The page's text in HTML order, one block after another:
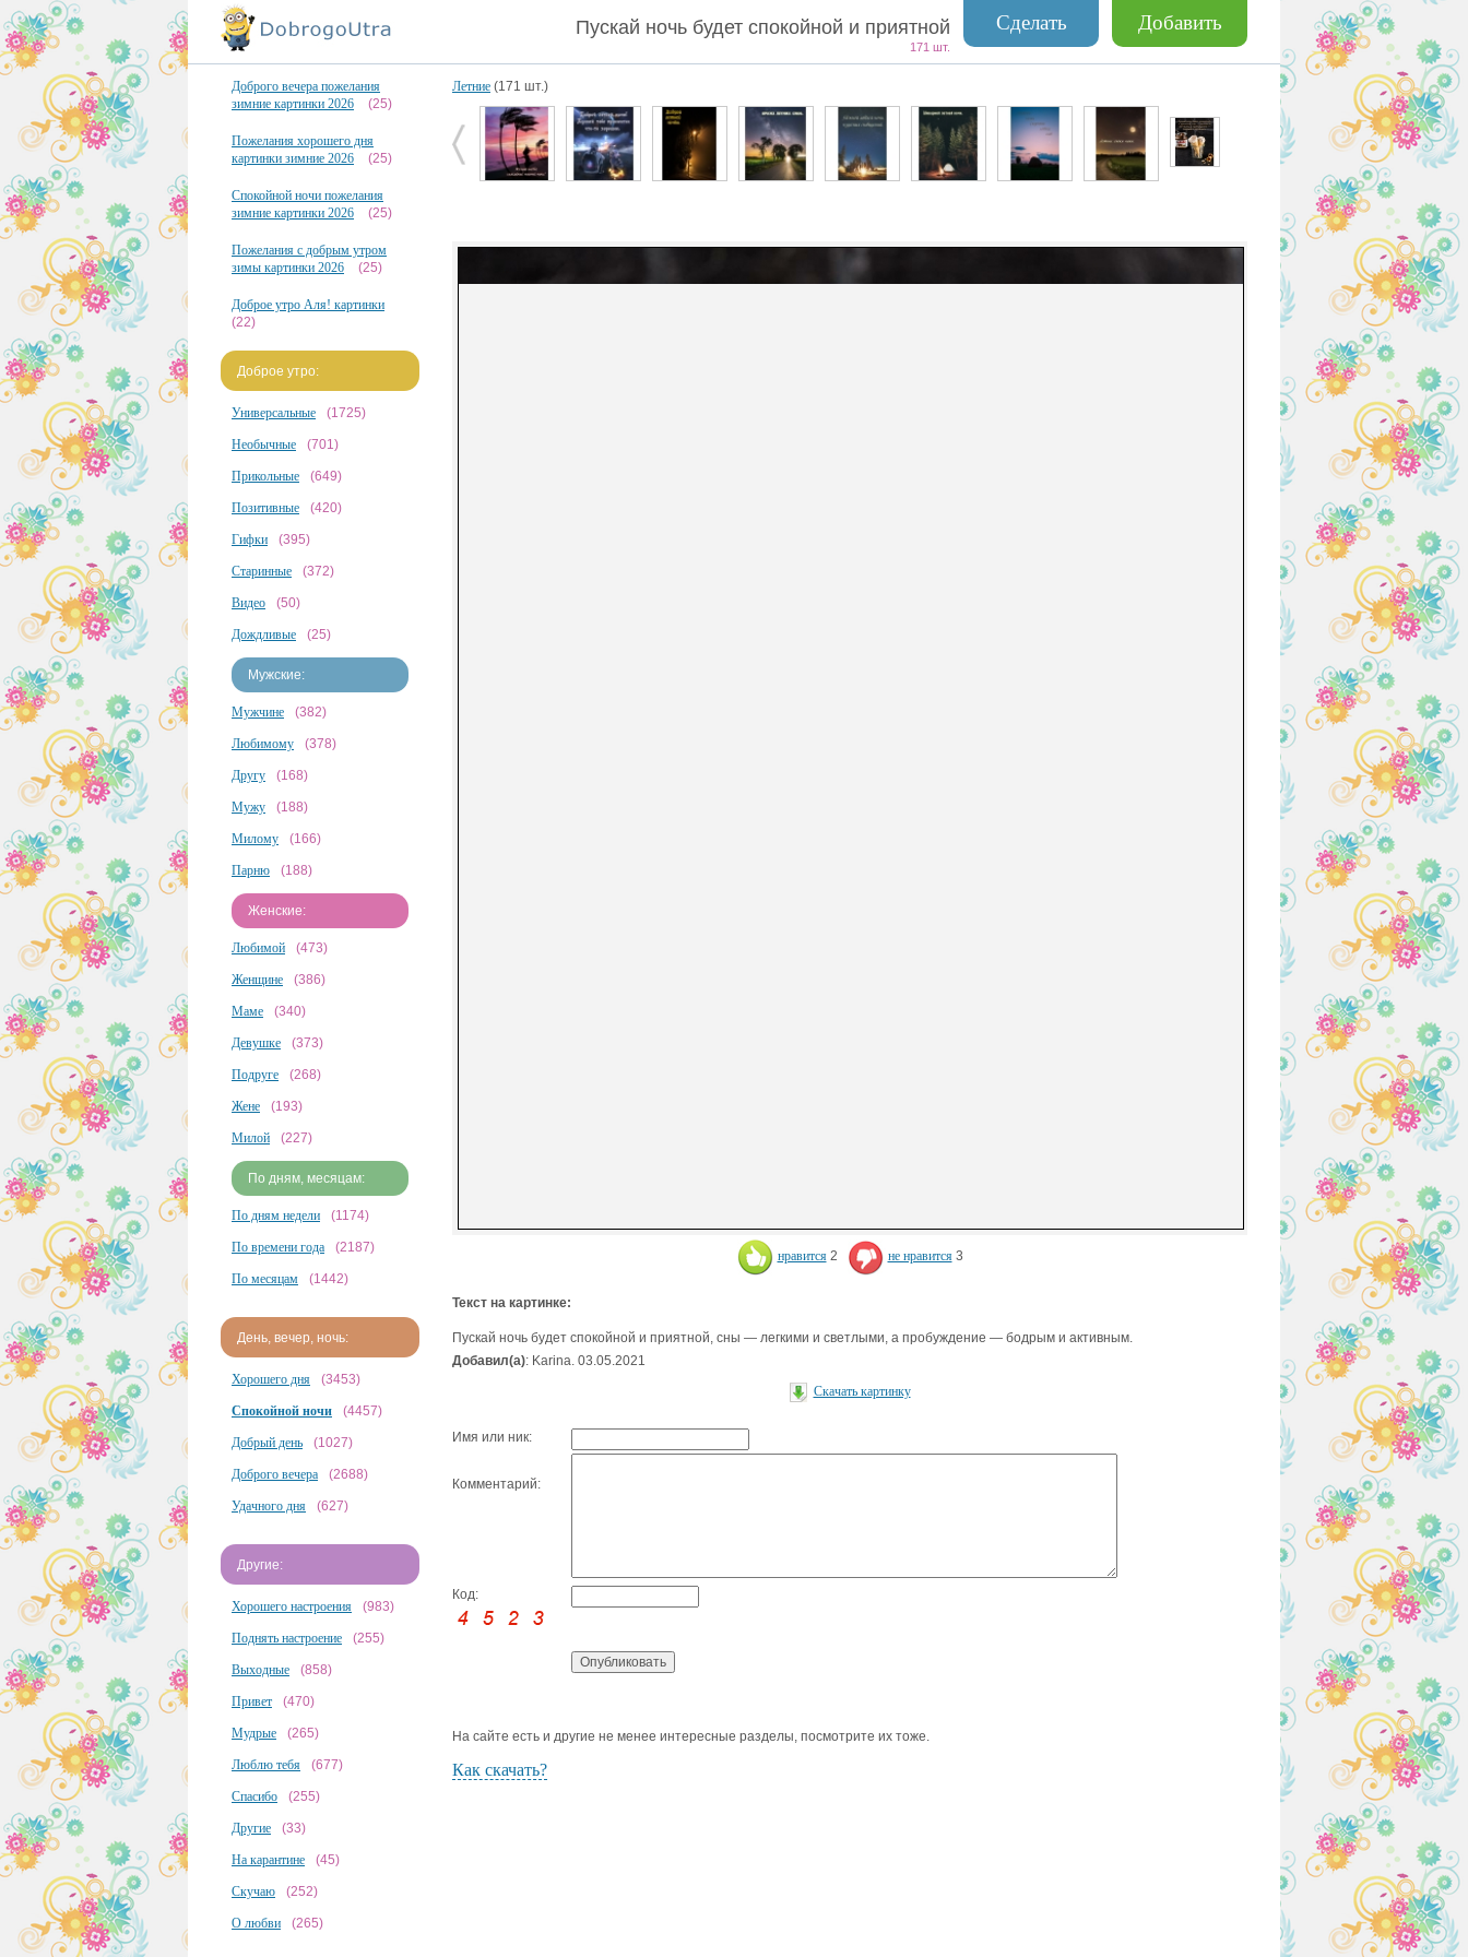
Добавить
Сделать
Пускай ночь будет спокойной и приятной
171 шт.
Доброго вечера пожелания
зимние картинки 2026
(25)
Пожелания хорошего дня
картинки зимние 2026
(25)
Спокойной ночи пожелания
зимние картинки 2026
(25)
Пожелания с добрым утром
зимы картинки 2026
(25)
Доброе утро Аля! картинки
(22)
Доброе утро:
Универсальные (1725)
Необычные (701)
Прикольные (649)
Позитивные (420)
Гифки (395)
Старинные (372)
Видео (50)
Дождливые (25)
Мужские:
Мужчине (382)
Любимому (378)
Другу (168)
Мужу (188)
Милому (166)
Парню (188)
Женские:
Любимой (473)
Женщине (386)
Маме (340)
Девушке (373)
Подруге (268)
Жене (193)
Милой (227)
По дням, месяцам:
По дням недели (1174)
По времени года (2187)
По месяцам (1442)
День, вечер, ночь:
Хорошего дня (3453)
Спокойной ночи (4457)
Добрый день (1027)
Доброго вечера (2688)
Удачного дня (627)
Другие:
Хорошего настроения (983)
Поднять настроение (255)
Выходные (858)
Привет (470)
Мудрые (265)
Люблю тебя (677)
Спасибо (255)
Другие (33)
На карантине (45)
Скучаю (252)
О любви (265)
Летние (171 шт.)
нравится 2 не нравится 3
Текст на картинке:
Пускай ночь будет спокойной и приятной, сны — легкими и светлыми, а пробуждение — бодрым и активным.
Добавил(а): Karina. 03.05.2021
Скачать картинку
Имя или ник:
Комментарий:
Код:
На сайте есть и другие не менее интересные разделы, посмотрите их тоже.
Как скачать?